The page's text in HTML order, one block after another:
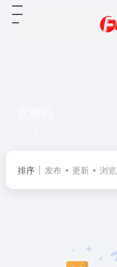
排序 发布 更新 浏览